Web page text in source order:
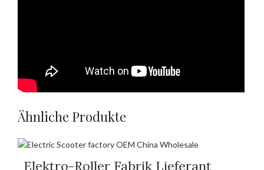
Ähnliche Produkte
Elektro-Roller Fabrik Lieferant